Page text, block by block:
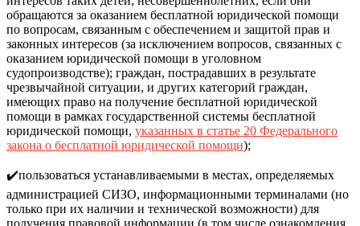
обращаются за оказанием бесплатной юридической помощи
по вопросам, связанным с обеспечением и защитой прав и
законных интересов (за исключением вопросов, связанных с
оказанием юридической помощи в уголовном
судопроизводстве); граждан, пострадавших в результате
чрезвычайной ситуации, и других категорий граждан,
имеющих право на получение бесплатной юридической
помощи в рамках государственной системы бесплатной
юридической помощи, указанных в статье 20 Федерального
закона о бесплатной юридической помощи);
✔️пользоваться устанавливаемыми в местах, определяемых
администрацией СИЗО, информационными терминалами (но
только при их наличии и технической возможности) для